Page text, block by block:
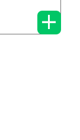
+